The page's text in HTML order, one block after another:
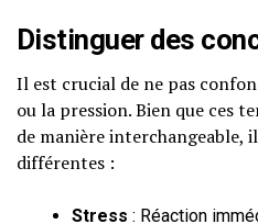
Distinguer des
Il est crucial de ne pas
ou la pression. Bien que ces
de manière interchangeable,
différentes :
Stress : Réaction